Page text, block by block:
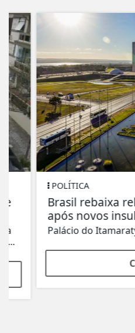
POLÍTICA
Brasil rebaixa
após novos insultos
Palácio do Itamaraty,